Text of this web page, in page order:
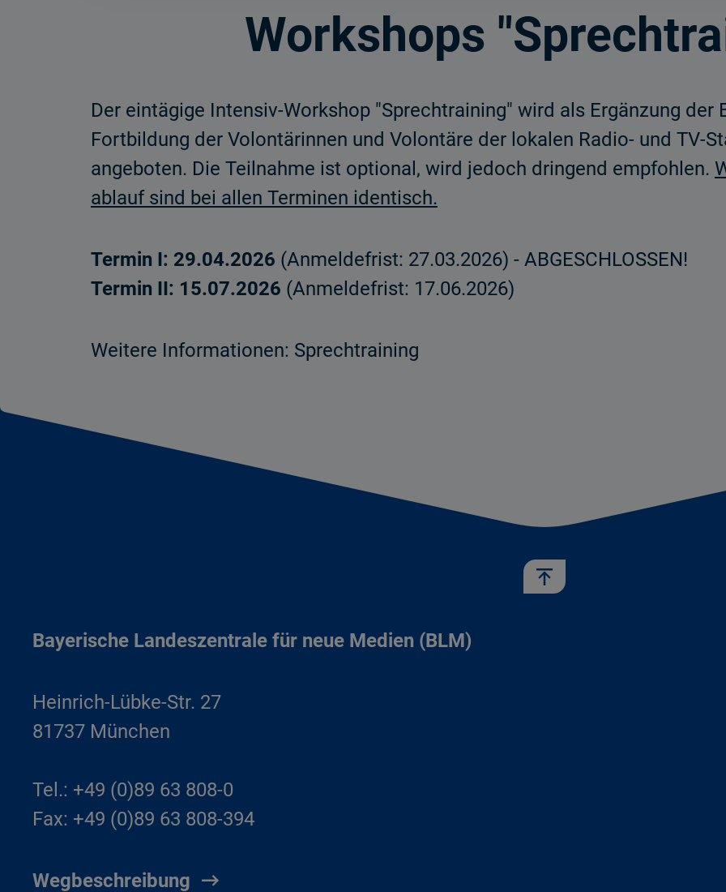
Workshops
Der eintägige Intensiv-Workshop "Sprechtraining" wird als Ergänzung
Fortbildung der Volontärinnen und Volontäre der lokalen Radio- und TV-
angeboten. Die Teilnahme ist optional, wird jedoch dringend empfohlen.
ablauf sind bei allen Terminen identisch.
Termin I: 29.04.2026 (Anmeldefrist: 27.03.2026) - ABGESCHLOSSEN!
Termin II: 15.07.2026 (Anmeldefrist: 17.06.2026)
Weitere Informationen: Sprechtraining
Bayerische Landeszentrale für neue Medien (BLM)
Heinrich-Lübke-Str. 27
81737 München
Tel.: +49 (0)89 63 808-0
Fax: +49 (0)89 63 808-394
Wegbeschreibung